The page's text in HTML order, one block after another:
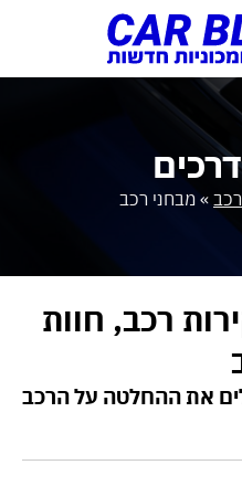
» מבחני רכב
רכב, חוות
את ההחלטה על הרכב